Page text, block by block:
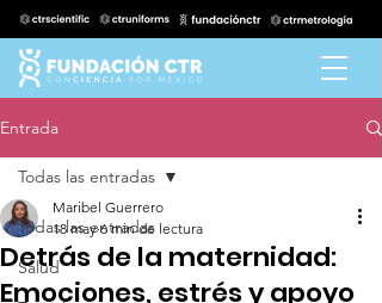
Entrada
Todas las entradas
Salud
Todas las entradas
Detrás de la maternidad:
Emociones, estrés y apoyo
Maribel Guerrero
18 may 6 min de lectura